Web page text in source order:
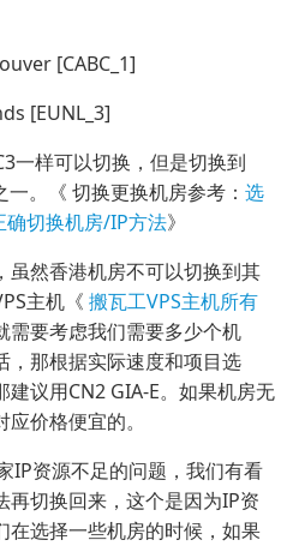
[CABC_1]
[EUNL_3]
一样可以切换，但是切换到
。《 切换更换机房参考： 选
确切换机房/IP方法》
虽然香港机房不可以切换到其
主机《 搬瓦工VPS主机所有
需要考虑我们需要多少个机
，那根据实际速度和项目选
议用CN2 GIA-E。如果机房无
价格便宜的。
IP资源不足的问题，我们有看
切换回来，这个是因为IP资
在选择一些机房的时候，如果